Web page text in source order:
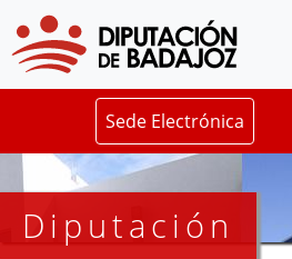
Sede Electrónica
Diputación